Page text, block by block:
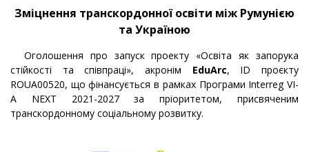
Зміцнення транскордонної освіти між Румунією
та Україною
Оголошення про запуск проекту «Освіта як запорука
стійкості та співпраці», акронім EduArc, ID проєкту
ROUA00520, що фінансується в рамках Програми Interreg VI-
A NEXT 2021-2027 за пріоритетом, присвяченим
транскордонному соціальному розвитку.